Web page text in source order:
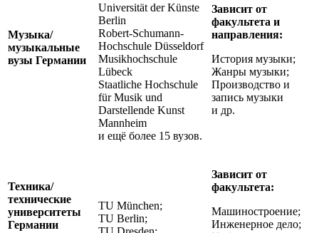
Музыка/
музыкальные
вузы Германии
Universität der Künste
Berlin
Robert-Schumann-
Hochschule Düsseldorf
Musikhochschule
Lübeck
Staatliche Hochschule
für Musik und
Darstellende Kunst
Mannheim
и ещё более 15 вузов.
Зависит от
факультета и
направления:
История музыки;
Жанры музыки;
Производство и
запись музыки
и др.
Техника/
технические
университеты
Германии
TU München;
TU Berlin;
Зависит от
факультета:
Машиностроение;
Инженерное дело;